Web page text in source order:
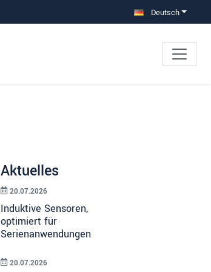
Deutsch
Aktuelles
Induktive Sensoren,
optimiert für
Serienanwendungen
20.07.2026
20.07.2026